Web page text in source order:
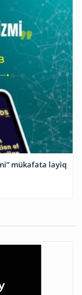
mükafata layiq